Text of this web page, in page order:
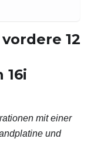
12
16i
mit einer
und